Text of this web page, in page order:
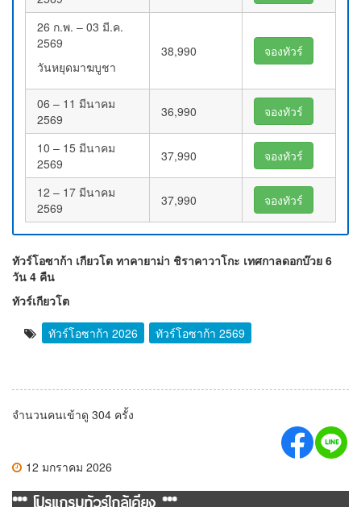
26 ก.พ. – 03 มี.ค.
2569
วันหยุดมาฆบูชา
38,990 จองทัวร์
06 – 11 มีนาคม
2569
36,990 จองทัวร์
10 – 15 มีนาคม
2569
37,990 จองทัวร์
12 – 17 มีนาคม
2569
37,990 จองทัวร์
ทัวร์โอซาก้า เกียวโต ทาคายาม่า ชิราคาวาโกะ เทศกาลดอกบ๊วย 6
วัน 4 คืน
ทัวร์เกียวโต
ทัวร์โอซาก้า 2026
ทัวร์โอซาก้า 2569
จำนวนคนเข้าดู 304 ครั้ง
12 มกราคม 2026
*** โปรแกรมทัวร์ใกล้เคียง ***